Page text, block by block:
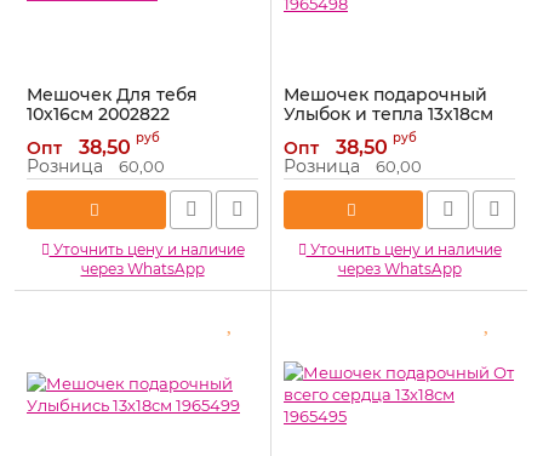
Мешочек Для тебя
10х16см 2002822
Артикул: 2002822
Опт 38,50 руб
Розница 60,00
Уточнить цену и наличие
через WhatsApp
Мешочек подарочный
Улыбок и тепла 13х18см
Артикул: 1965498
Опт 38,50 руб
Розница 60,00
Уточнить цену и наличие
через WhatsApp